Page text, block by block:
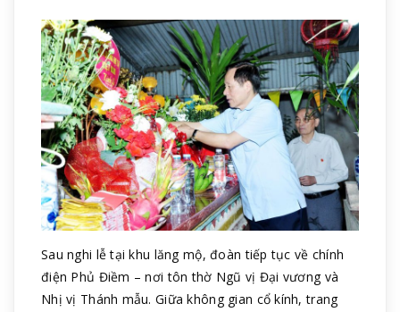
Sau nghi lễ tại khu lăng mộ, đoàn tiếp tục về chính
điện Phủ Điềm – nơi tôn thờ Ngũ vị Đại vương và
Nhị vị Thánh mẫu. Giữa không gian cổ kính, trang